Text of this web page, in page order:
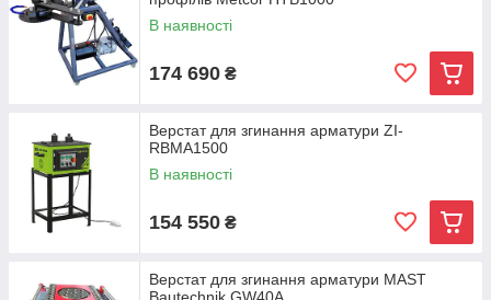
В наявності
174 690 ₴
Верстат для згинання арматури ZI-
RBMA1500
В наявності
154 550 ₴
Верстат для згинання арматури MAST